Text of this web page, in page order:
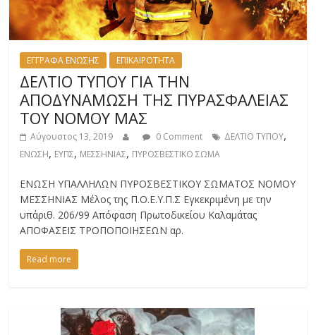
ΕΓΓΡΑΦΑ ΕΝΩΣΗΣ ΕΠΙΚΑΙΡΟΤΗΤΑ
ΔΕΛΤΙΟ ΤΥΠΟΥ ΓΙΑ ΤΗΝ
ΑΠΟΔΥΝΑΜΩΣΗ ΤΗΣ ΠΥΡΑΣΦΑΛΕΙΑΣ
ΤΟΥ ΝΟΜΟΥ ΜΑΣ
Αύγουστος 13, 2019 0 Comment ΔΕΛΤΙΟ ΤΥΠΟΥ,
ΕΝΩΣΗ, ΕΥΠΣ, ΜΕΣΣΗΝΙΑΣ, ΠΥΡΟΣΒΕΣΤΙΚΟ ΣΩΜΑ
ΕΝΩΣΗ ΥΠΑΛΛΗΛΩΝ ΠΥΡΟΣΒΕΣΤΙΚΟΥ ΣΩΜΑΤΟΣ ΝΟΜΟΥ
ΜΕΣΣΗΝΙΑΣ Μέλος της Π.Ο.Ε.Υ.Π.Σ Εγκεκριμένη με την
υπ΄αριθ. 206/99 Απόφαση Πρωτοδικείου Καλαμάτας
ΑΠΟΦΑΣΕΙΣ ΤΡΟΠΟΠΟΙΗΣΕΩΝ αρ.
Read more